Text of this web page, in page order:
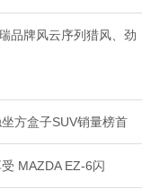
品牌风云序列猎风、劲
方盒子SUV销量榜首
MAZDA EZ-6闪